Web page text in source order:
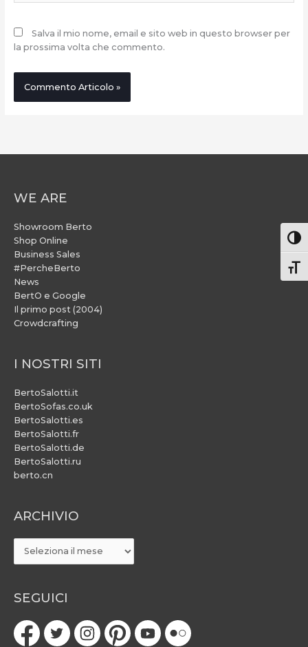
Salva il mio nome, email e sito web in questo browser per
la prossima volta che commento.
WE ARE
Showroom Berto
Shop Online
Business Sales
#PercheBerto
News
BertO e Google
Il primo post (2004)
Crowdcrafting
I NOSTRI SITI
BertoSalotti.it
BertoSofas.co.uk
BertoSalotti.es
BertoSalotti.fr
BertoSalotti.de
BertoSalotti.ru
berto.cn
ARCHIVIO
ARCHIVIO
SEGUICI